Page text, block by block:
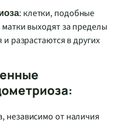
: клетки, подобные
выходят за пределы
разрастаются в других
независимо от наличия